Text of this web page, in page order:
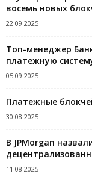
восемь новых
22.09.2025
Топ-менеджер
платежную
05.09.2025
Платежные
30.08.2025
В JPMorgan
11.08.2025